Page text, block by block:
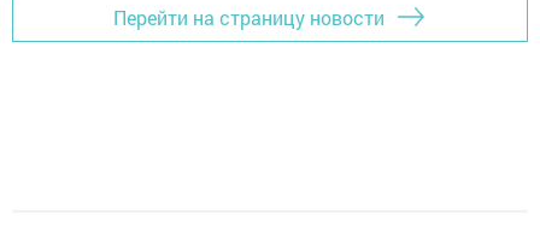
Перейти на страницу новости